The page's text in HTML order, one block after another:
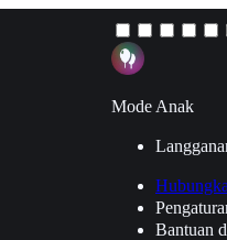
Mode Anak
Bantuan